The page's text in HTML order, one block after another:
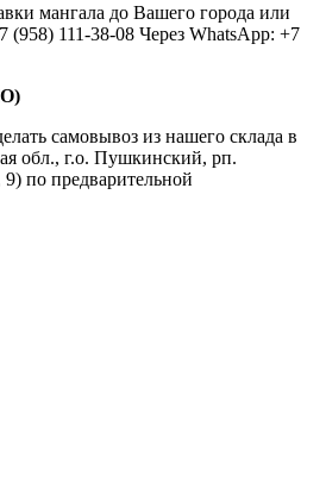
мангала до Вашего города или
(958) 111-38-08 Через WhatsApp: +7
самовывоз из нашего склада в
обл., г.о. Пушкинский, рп.
по предварительной